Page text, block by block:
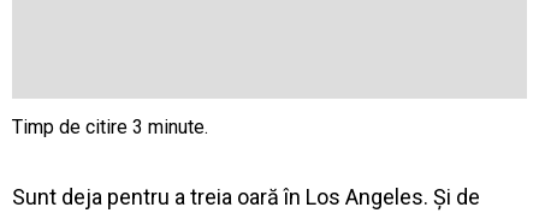
Sunt deja pentru a treia oară în Los Angeles. Și de